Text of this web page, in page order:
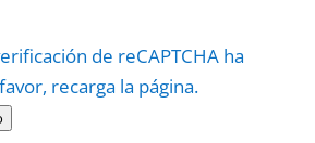
de reCAPTCHA ha
recarga la página.